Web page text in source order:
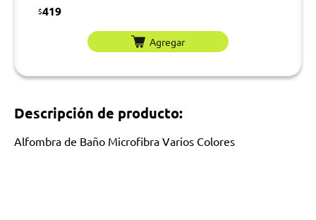
$419
Agregar
Descripción de producto:
Alfombra de Baño Microfibra Varios Colores